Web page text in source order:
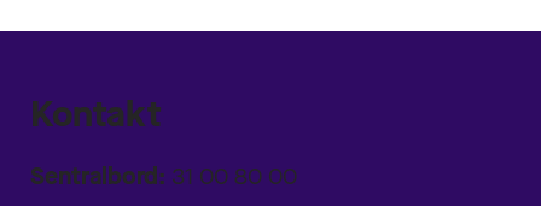
Kontakt
Sentralbord: 31 00 80 00